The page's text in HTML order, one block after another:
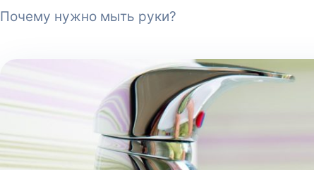
Почему нужно мыть руки?